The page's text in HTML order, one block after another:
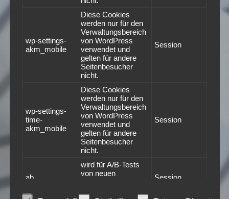
wp-settings-
akm_mobile
Diese Cookies
werden nur für den
Verwaltungsbereich
von WordPress
verwendet und
gelten für andere
Seitenbesucher
nicht.
Session
wp-settings-
time-
akm_mobile
Diese Cookies
werden nur für den
Verwaltungsbereich
von WordPress
verwendet und
gelten für andere
Seitenbesucher
nicht.
Session
ab
wird für A/B-Tests
von neuen
Session